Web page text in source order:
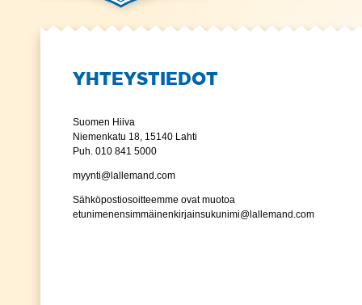
YHTEYSTIEDOT
Suomen Hiiva
Niemenkatu 18, 15140 Lahti
Puh. 010 841 5000
myynti@lallemand.com
Sähköpostiosoitteemme ovat muotoa
etunimenensimmäinenkirjainsukunimi@lallemand.com